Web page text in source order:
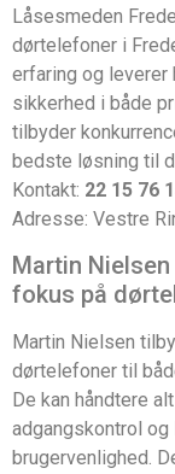
Låsesmeden
dørtelefoner i
erfaring og leverer
sikkerhed i både
tilbyder
bedste løsning til
Kontakt: 22 15 76
Adresse: Vestre
Martin
fokus på
Martin Nielsen
dørtelefoner til
De kan håndtere
adgangskontrol
brugervenlighed.